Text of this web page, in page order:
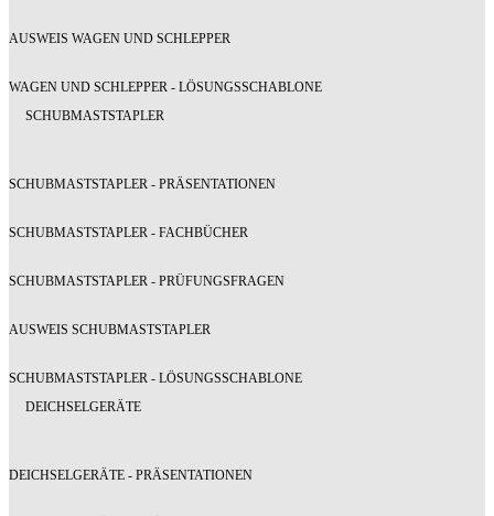
AUSWEIS WAGEN UND SCHLEPPER
WAGEN UND SCHLEPPER - LÖSUNGSSCHABLONE
SCHUBMASTSTAPLER
SCHUBMASTSTAPLER - PRÄSENTATIONEN
SCHUBMASTSTAPLER - FACHBÜCHER
SCHUBMASTSTAPLER - PRÜFUNGSFRAGEN
AUSWEIS SCHUBMASTSTAPLER
SCHUBMASTSTAPLER - LÖSUNGSSCHABLONE
DEICHSELGERÄTE
DEICHSELGERÄTE - PRÄSENTATIONEN